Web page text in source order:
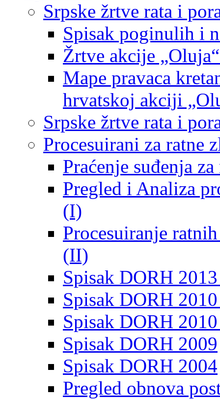
Srpske žrtve rata i
Spisak poginulih i
Žrtve akcije
Mape pravaca
hrvatskoj akciji
Srpske žrtve rata i
Procesuirani za ratne
Praćenje suđenja
Pregled i Analiza
(I)
Procesuiranje
(II)
Spisak DORH
Spisak DORH
Spisak DORH
Spisak DORH 2009
Spisak DORH 2004
Pregled obnova